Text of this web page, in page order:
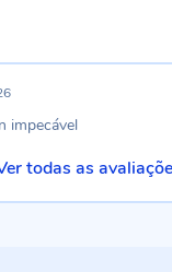
impecável
todas as